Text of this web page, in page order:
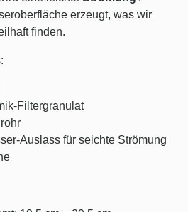
erzeugt, was wir
finden.
Filtergranulat
Auslass für seichte Strömung